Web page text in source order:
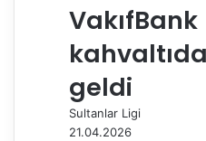
l
p
y
l
a
VakıfBank
geldi
Sultanlar Ligi
21.04.2026